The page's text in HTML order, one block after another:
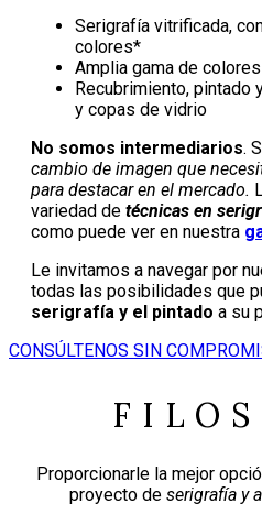
Serigrafía vitrificada,
colores*
Amplia gama de
Recubrimiento,
y copas de vidrio
No somos intermediarios.
cambio de imagen que
para destacar en el mercado.
variedad de técnicas en
como puede ver en nuestra
Le invitamos a navegar por
todas las posibilidades que
serigrafía y el pintado a su
CONSÚLTENOS SIN
Proporcionarle la mejor
proyecto de serigrafía y